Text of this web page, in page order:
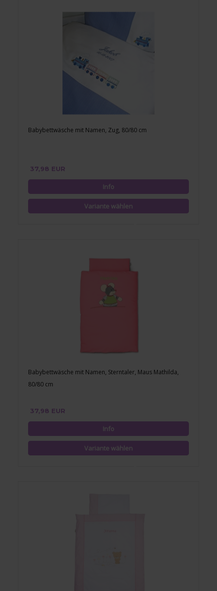
Babybettwäsche mit Namen, Zug, 80/80 cm
37,98 EUR
Babybettwäsche mit Namen, Sterntaler, Maus Mathilda,
80/80 cm
37,98 EUR